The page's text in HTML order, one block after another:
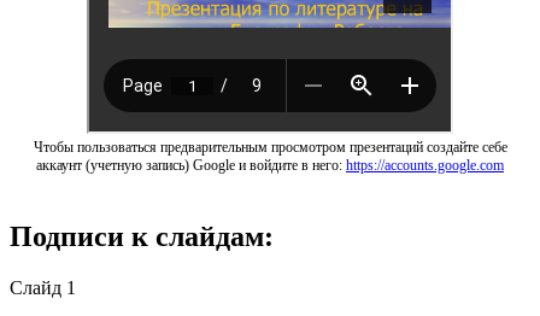
Чтобы пользоваться предварительным просмотром презентаций создайте себе
аккаунт (учетную запись) Google и войдите в него: https://accounts.google.com
Подписи к слайдам:
Слайд 1